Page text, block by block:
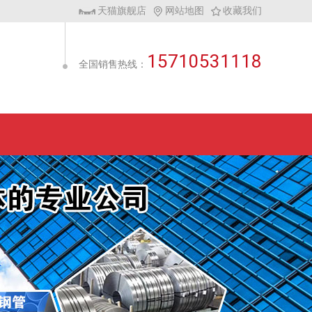
天猫旗舰店 网站地图 收藏我们
全国销售热线： 15710531118